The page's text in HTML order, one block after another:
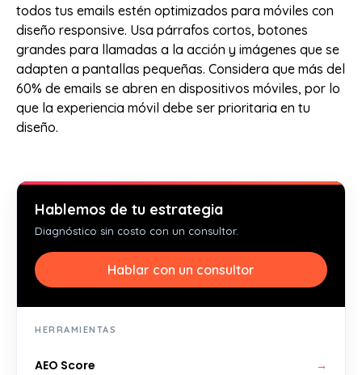
todos tus emails estén optimizados para móviles con
diseño responsive. Usa párrafos cortos, botones
grandes para llamadas a la acción y imágenes que se
adapten a pantallas pequeñas. Considera que más del
60% de emails se abren en dispositivos móviles, por lo
que la experiencia móvil debe ser prioritaria en tu
diseño.
Hablemos de tu estrategia
Diagnóstico sin costo con un consultor.
Hablar con un consultor
HERRAMIENTAS
AEO Score →